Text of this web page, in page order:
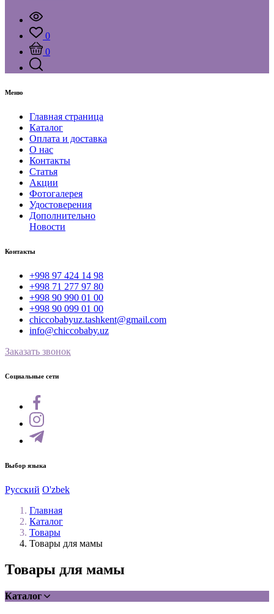
0
0
Меню
Главная страница
Каталог
Оплата и доставка
О нас
Контакты
Статья
Акции
Фотогалерея
Удостоверения
Дополнительно
Новости
Контакты
+998 97 424 14 98
+998 71 277 97 80
+998 90 990 01 00
+998 90 099 01 00
chiccobabyuz.tashkent@gmail.com
info@chiccobaby.uz
Заказать звонок
Социальные сети
Выбор языка
Русский O'zbek
Главная
Каталог
Товары
Товары для мамы
Товары для мамы
Каталог